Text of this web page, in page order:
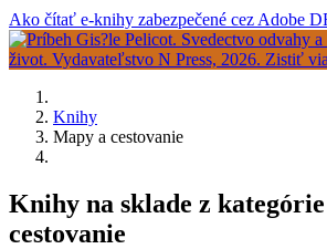
Ako čítať e-knihy zabezpečené cez Adobe
Knihy
Mapy a cestovanie
Knihy na sklade z
cestovanie